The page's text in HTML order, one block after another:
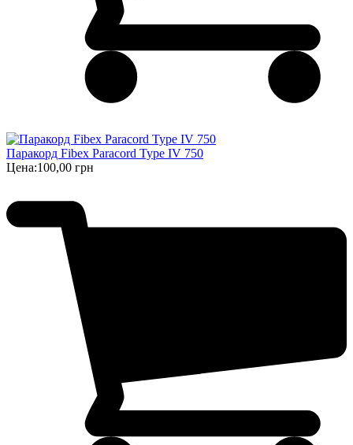
Паракорд Fibex Paracord Type IV 750
Цена:100,00 грн